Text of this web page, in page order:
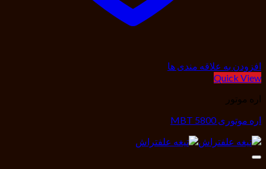
افزودن به علاقه مندی ها
Quick View
اره موتور
اره موتوری MBT 5800